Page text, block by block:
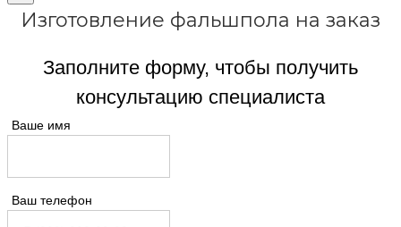
Изготовление фальшпола на заказ
Заполните форму, чтобы получить
консультацию специалиста
Ваше имя
Ваш телефон